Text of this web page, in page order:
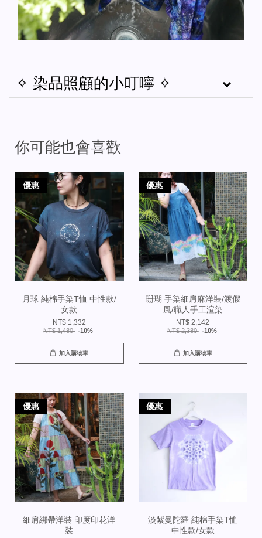
✧ 染品照顧的小叮嚀 ✧
你可能也會喜歡
優惠
月球 純棉手染T恤 中性款/
女款
NT$ 1,332
NT$ 1,480 -10%
加入購物車
優惠
珊瑚 手染細肩麻洋裝/渡假
風/職人手工渲染
NT$ 2,142
NT$ 2,380 -10%
加入購物車
優惠
細肩綁帶洋裝 印度印花洋
裝
優惠
淡紫曼陀羅 純棉手染T恤
中性款/女款